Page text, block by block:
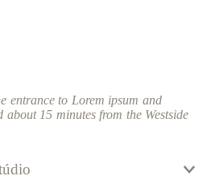
entrance to Lorem ipsum and
15 minutes from the Westside